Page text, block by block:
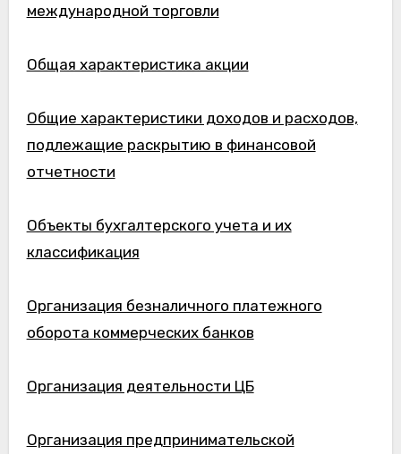
международной торговли
Общая характеристика акции
Общие характеристики доходов и расходов,
подлежащие раскрытию в финансовой
отчетности
Объекты бухгалтерского учета и их
классификация
Организация безналичного платежного
оборота коммерческих банков
Организация деятельности ЦБ
Организация предпринимательской